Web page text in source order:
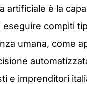
artificiale è la
eseguire compiti
umana, come
e imprenditori